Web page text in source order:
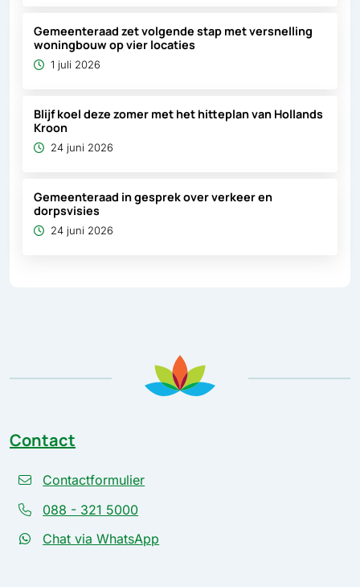
Gemeenteraad zet volgende stap met versnelling
woningbouw op vier locaties
1 juli 2026
Blijf koel deze zomer met het hitteplan van Hollands
Kroon
24 juni 2026
Gemeenteraad in gesprek over verkeer en
dorpsvisies
24 juni 2026
Contact
Contactformulier
088 - 321 5000
Chat via WhatsApp